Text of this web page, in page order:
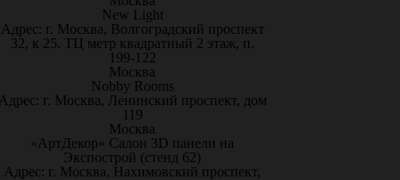
New Light
Адрес: г. Москва, Волгоградский проспект
32, к 25. ТЦ метр квадратный 2 этаж, п.
199-122
Москва
Nobby Rooms
г. Москва, Ленинский проспект, дом
119
Москва
«АртДекор» Салон 3D панели на
Экспострой (стенд 62)
Адрес: г. Москва, Нахимовский проспект,